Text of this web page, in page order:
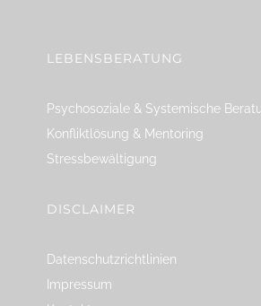
LEBENSBERATUNG
Psychosoziale & Systemische
Konfliktlösung & Mentoring
Stressbewältigung
DISCLAIMER
Datenschutzrichtlinien
Impressum